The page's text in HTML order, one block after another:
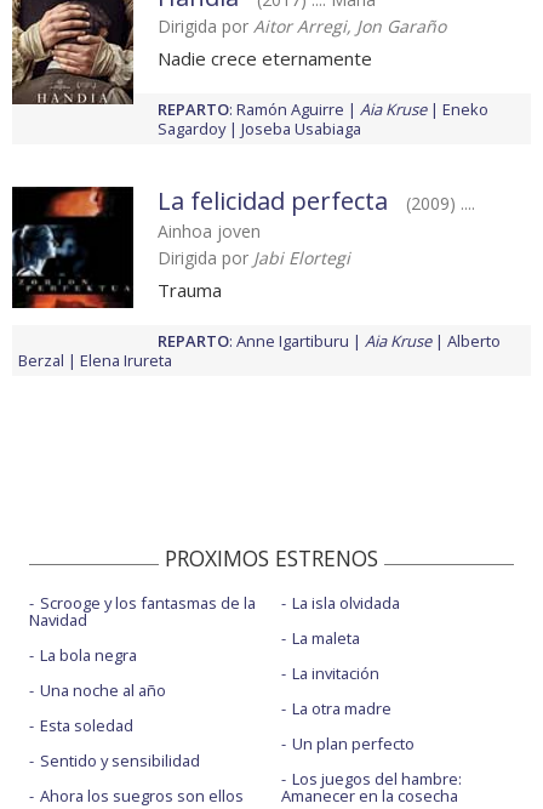
Dirigida por Aitor Arregi, Jon Garaño
Nadie crece eternamente
REPARTO: Ramón Aguirre Aia Kruse
Eneko
Sagardoy
Joseba Usabiaga
La felicidad perfecta
(2009) ....
Ainhoa joven
Dirigida por Jabi Elortegi
Trauma
REPARTO: Anne Igartiburu Aia Kruse
Alberto
Berzal
Elena Irureta
PROXIMOS ESTRENOS
Scrooge y los fantasmas de la
Navidad
La bola negra
Una noche al año
Esta soledad
Sentido y sensibilidad
Ahora los suegros son ellos
La isla olvidada
La maleta
La invitación
La otra madre
Un plan perfecto
Los juegos del hambre:
Amanecer en la cosecha